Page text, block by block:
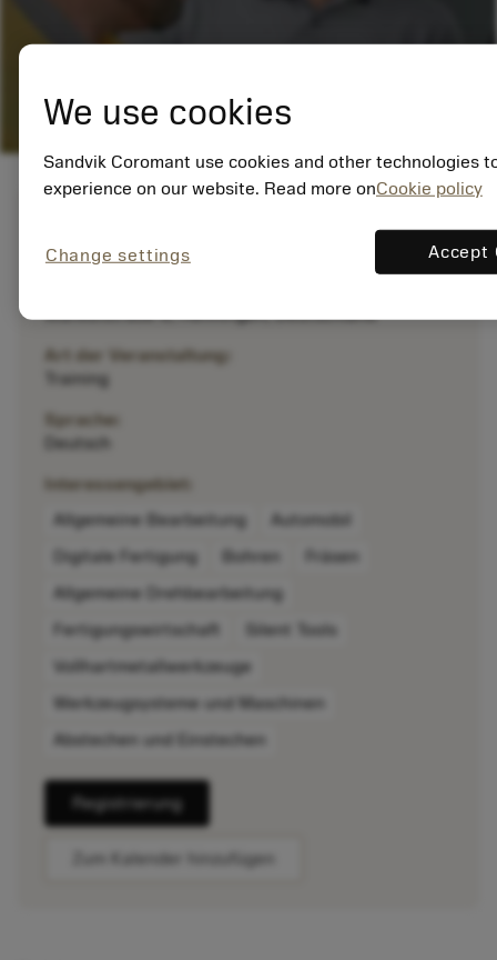
13.01.24 - 29.12.24
Wankelstraße 6, Renningen, Deutschland
Art der Veranstaltung:
Training
Sprache:
Deutsch
Interessengebiet:
Allgemeine Bearbeitung
Automobil
Digitale Fertigung
Bohren
Fräsen
Allgemeine Drehbearbeitung
Fertigungswirtschaft
Silent Tools
Vollhartmetallwerkzeuge
Werkzeugsysteme und Maschinen
Abstechen und Einstechen
Registrierung
Zum Kalender hinzufügen
We use cookies
Sandvik Coromant use cookies and other technologies
experience on our website. Read more onCookie policy
Change settings Accept